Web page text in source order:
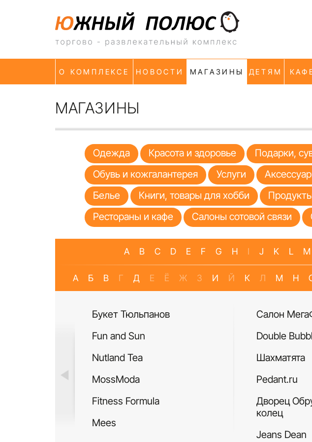
О КОМПЛЕКСЕ
НОВОСТИ МАГАЗИНЫ ДЕТЯМ
МАГАЗИНЫ
Одежда Красота и здоровье Подарки,
Обувь и кожгалантерея
Услуги
Белье
Книги, товары для хобби
Рестораны и кафе
Салоны сотовой связи
A B C D E F G H I J K L M
А Б В Г Д Е Ё Ж З И Й К Л М Н
Букет Тюльпанов
Fun and Sun
Nutland Tea
MossModa
Fitness Formula
Mees
Салон
Double
Шахматята
Pedant.ru
Дворец
колец
Jeans Dean